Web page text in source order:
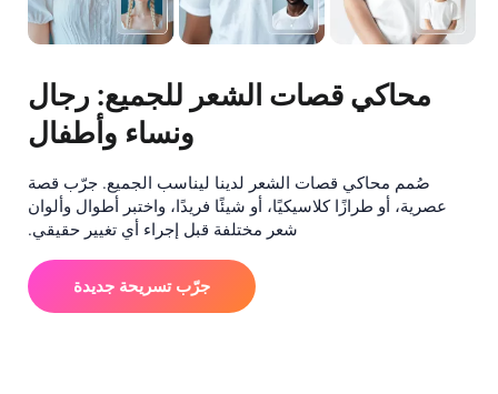
محاكي قصات الشعر للجميع: رجال
ونساء وأطفال
صُمم محاكي قصات الشعر لدينا ليناسب الجميع. جرّب قصة
عصرية، أو طرازًا كلاسيكيًا، أو شيئًا فريدًا، واختبر أطوال وألوان
شعر مختلفة قبل إجراء أي تغيير حقيقي.
جرّب تسريحة جديدة